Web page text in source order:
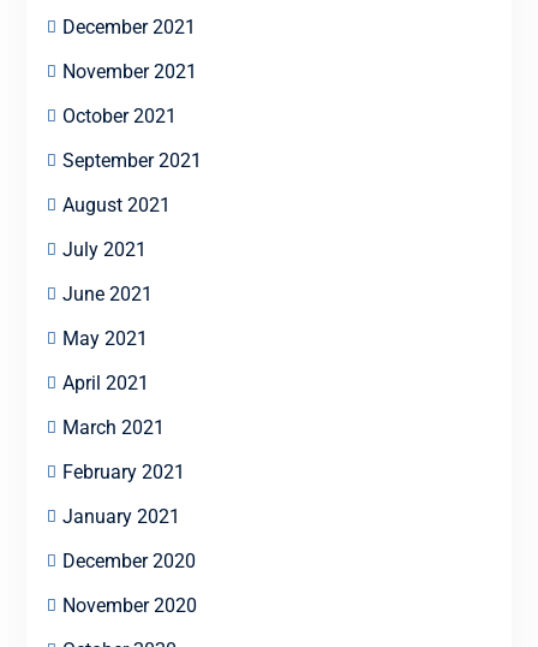
December 2021
November 2021
October 2021
September 2021
August 2021
July 2021
June 2021
May 2021
April 2021
March 2021
February 2021
January 2021
December 2020
November 2020